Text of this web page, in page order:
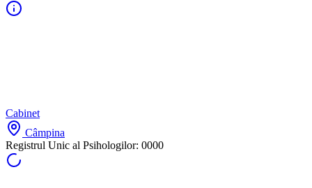
Cabinet
Câmpina
Registrul Unic al Psihologilor: 0000